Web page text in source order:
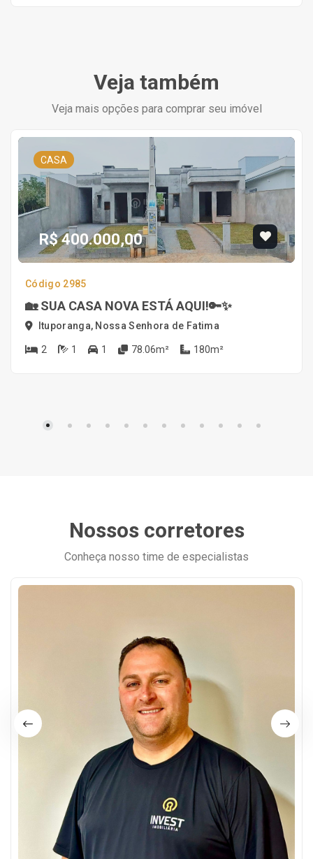
Veja também
Veja mais opções para comprar seu imóvel
CASA
R$ 400.000,00
Código 2985
🏡 SUA CASA NOVA ESTÁ AQUI!🔑✨
Ituporanga, Nossa Senhora de Fatima
2 1 1 78.06m² 180m²
Nossos corretores
Conheça nosso time de especialistas